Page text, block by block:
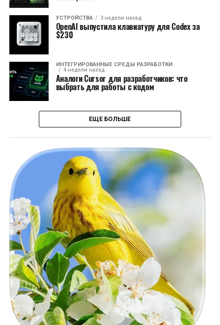
УСТРОЙСТВА 3 недели назад
OpenAI выпустила клавиатуру для Codex за
$230
ИНТЕГРИРОВАННЫЕ СРЕДЫ РАЗРАБОТКИ
4 недели назад
Аналоги Cursor для разработчиков: что
выбрать для работы с кодом
ЕЩЕ БОЛЬШЕ